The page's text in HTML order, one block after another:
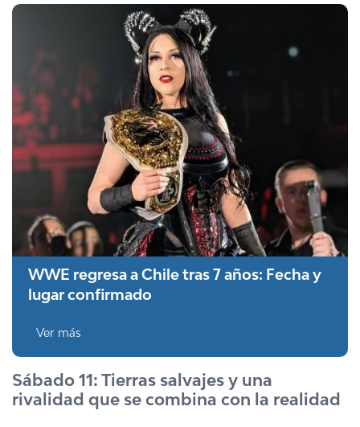
WWE regresa a Chile tras 7 años: Fecha y
lugar confirmado
Ver más
Sábado 11: Tierras salvajes y una
rivalidad que se combina con la realidad